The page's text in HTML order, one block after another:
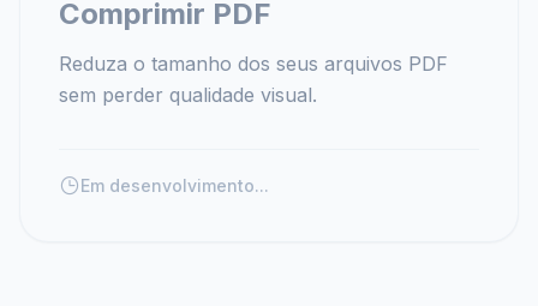
Comprimir PDF
Reduza o tamanho dos seus arquivos PDF
sem perder qualidade visual.
Em desenvolvimento...